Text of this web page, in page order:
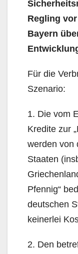
Regling
Bayern
Für die
Szenario:
1. Die vom
Kredite zur
werden von
Staaten
Pfennig“
deutschen
keinerlei
2. Den